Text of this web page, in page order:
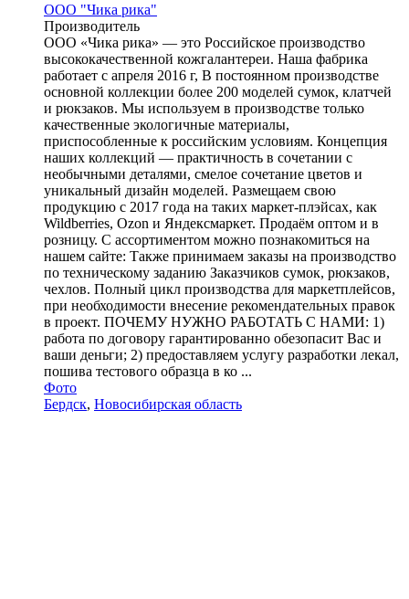
ООО "Чика рика"
Производитель
ООО «Чика рика» — это Российское производство
высококачественной кожгалантереи. Наша фабрика
работает с апреля 2016 г, В постоянном производстве
основной коллекции более 200 моделей сумок, клатчей
и рюкзаков. Мы используем в производстве только
качественные экологичные материалы,
приспособленные к российским условиям. Концепция
наших коллекций — практичность в сочетании с
необычными деталями, смелое сочетание цветов и
уникальный дизайн моделей. Размещаем свою
продукцию с 2017 года на таких маркет-плэйсах, как
Wildberries, Ozon и Яндексмаркет. Продаём оптом и в
розницу. С ассортиментом можно познакомиться на
нашем сайте: Также принимаем заказы на производство
по техническому заданию Заказчиков сумок, рюкзаков,
чехлов. Полный цикл производства для маркетплейсов,
при необходимости внесение рекомендательных правок
в проект. ПОЧЕМУ НУЖНО РАБОТАТЬ С НАМИ: 1)
работа по договору гарантированно обезопасит Вас и
ваши деньги; 2) предоставляем услугу разработки лекал,
пошива тестового образца в ко ...
Фото
Бердск, Новосибирская область